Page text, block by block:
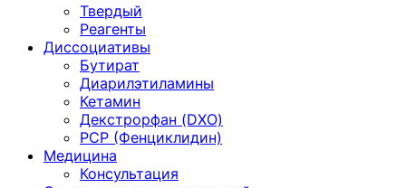
Твердый
Реагенты
Диссоциативы
Бутират
Диарилэтиламины
Кетамин
Декстрорфан (DXO)
PCP (Фенциклидин)
Медицина
Консультация